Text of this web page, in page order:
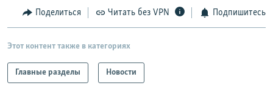
Все сайты РСЕ/РС
Поделиться Читать без VPN Подпишитесь
Этот контент также в категориях
Главные разделы Новости